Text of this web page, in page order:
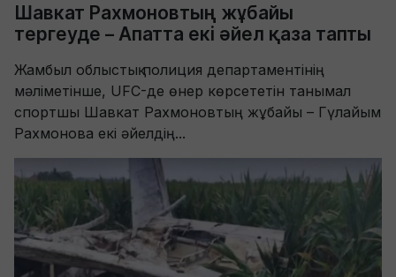
Шавкат Рахмоновтың жұбайы
тергеуде – Апатта екі әйел қаза тапты
Жамбыл облыстық полиция департаментінің
мәліметінше, UFC-де өнер көрсететін танымал
спортшы Шавкат Рахмоновтың жұбайы – Гүлайым
Рахмонова екі әйелдің...